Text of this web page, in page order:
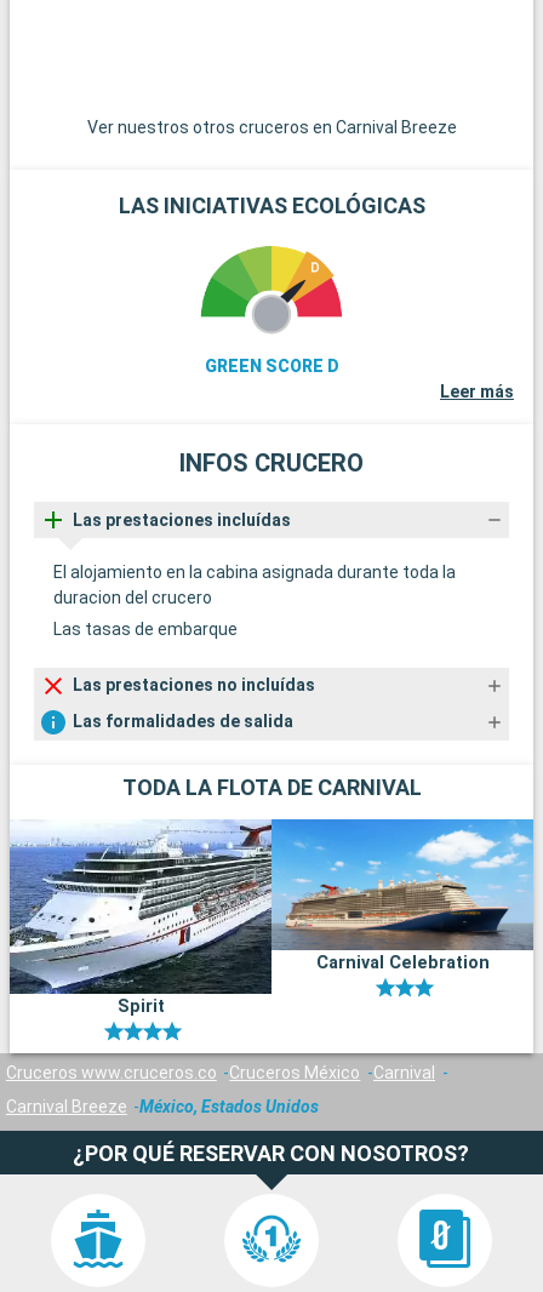
Ver nuestros otros cruceros en Carnival Breeze
LAS INICIATIVAS ECOLÓGICAS
GREEN SCORE D
Leer más
INFOS CRUCERO
Las prestaciones incluídas
El alojamiento en la cabina asignada durante toda la
duracion del crucero
Las tasas de embarque
Las prestaciones no incluídas
Las formalidades de salida
TODA LA FLOTA DE CARNIVAL
Spirit
Carnival Celebration
Cruceros www.cruceros.co Cruceros México
Carnival
Carnival Breeze
México, Estados Unidos
¿POR QUÉ RESERVAR CON NOSOTROS?